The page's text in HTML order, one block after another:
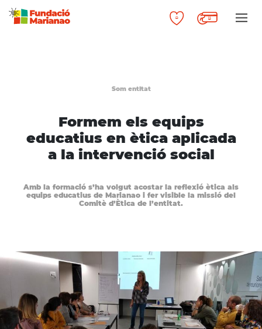
Som entitat
Formem els equips
educatius en ètica aplicada
a la intervenció social
Amb la formació s’ha volgut acostar la reflexió ètica als
equips educatius de Marianao i fer visible la missió del
Comitè d’Ètica de l’entitat.